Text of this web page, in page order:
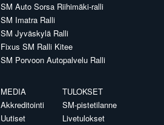
SM Auto Sorsa Riihimäki-ralli
SM Imatra Ralli
SM Jyväskylä Ralli
Fixus SM Ralli Kitee
SM Porvoon Autopalvelu Ralli
MEDIA
Akkreditointi
Uutiset
TULOKSET
SM-pistetilanne
Livetulokset